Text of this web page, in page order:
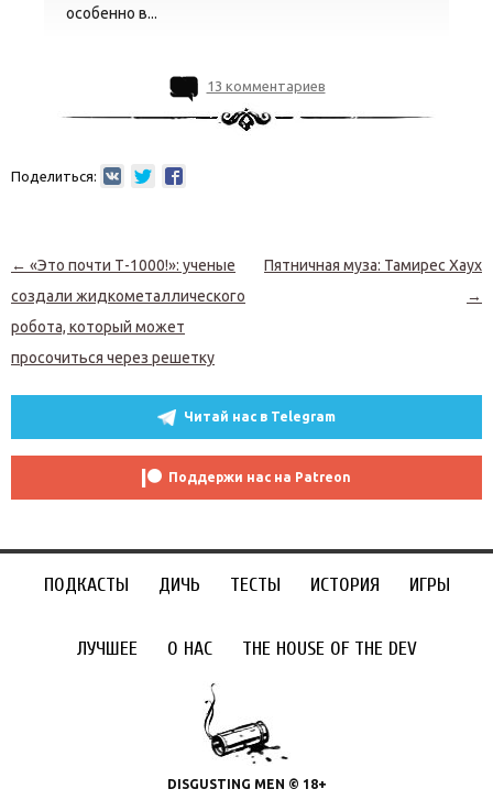
особенно в...
13 комментариев
Поделиться:
Навигация по записям
← «Это почти Т-1000!»: ученые
создали жидкометаллического
робота, который может
просочиться через решетку
Пятничная муза: Тамирес Хаух
→
Читай нас в Telegram
Поддержи нас на Patreon
ПОДКАСТЫ ДИЧЬ ТЕСТЫ ИСТОРИЯ ИГРЫ
ЛУЧШЕЕ О НАС THE HOUSE OF THE DEV
DISGUSTING MEN © 18+